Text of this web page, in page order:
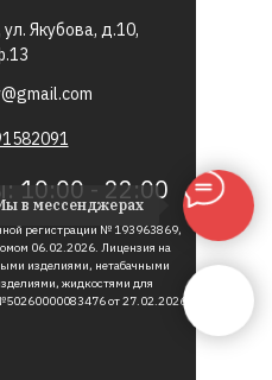
в мессенджерах
регистрации № 193963869,
06.02.2026. Лицензия на
изделиями, нетабачными
жидкостями для
от 27.02.2026
10:00 - 22:00
Якубова, д.10,